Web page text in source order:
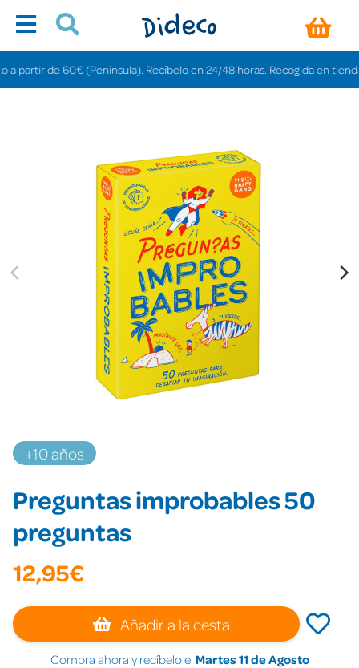
de 60€ (Península). Recíbelo en 24/48 horas. Recogida en tiendas
+10 años
Preguntas improbables 50
preguntas
12,95€
Añadir a la cesta
Compra ahora y recíbelo el Martes 11 de Agosto